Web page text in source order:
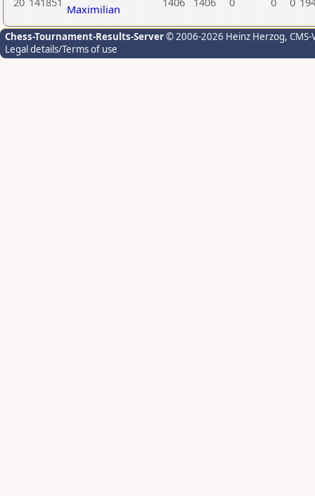
Maximilian
Chess-Tournament-Results-Server© 2006-2026 Heinz Herzog,
Legal details/Terms of use